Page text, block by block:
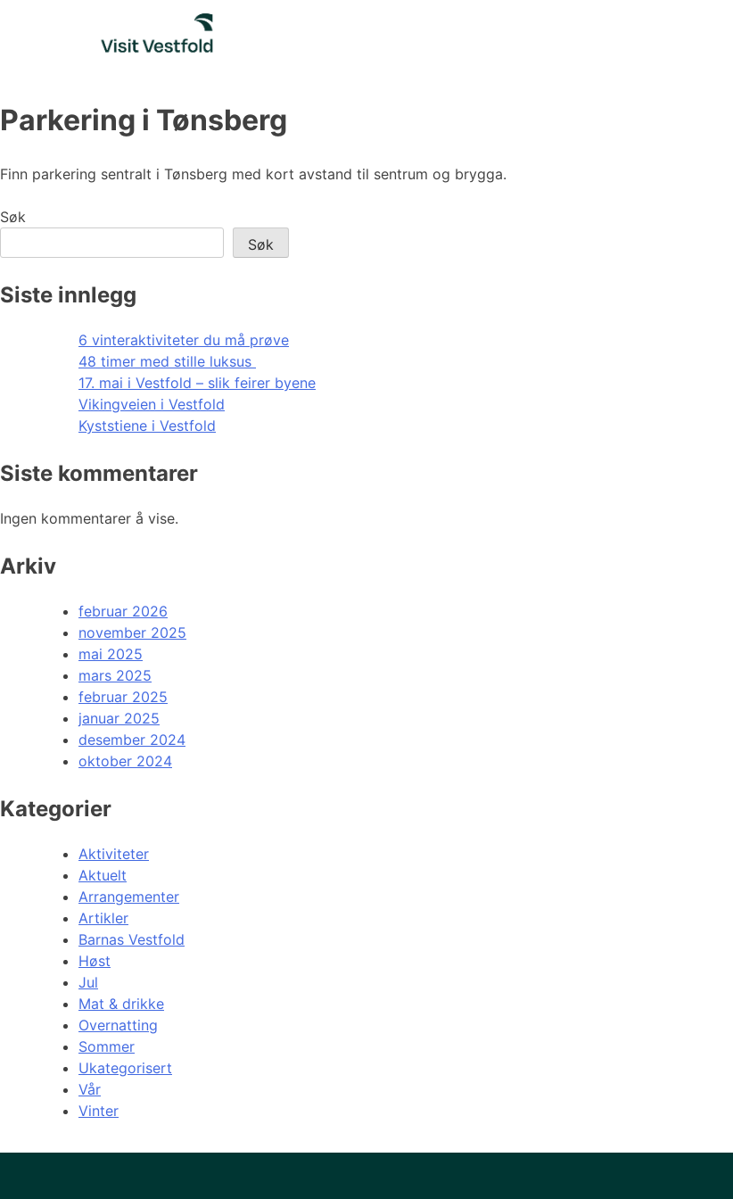
Parkering i Tønsberg
Finn parkering sentralt i Tønsberg med kort avstand til sentrum og brygga.
Søk
Søk
Siste innlegg
6 vinteraktiviteter du må prøve
48 timer med stille luksus
17. mai i Vestfold – slik feirer byene
Vikingveien i Vestfold
Kyststiene i Vestfold
Siste kommentarer
Ingen kommentarer å vise.
Arkiv
februar 2026
november 2025
mai 2025
mars 2025
februar 2025
januar 2025
desember 2024
oktober 2024
Kategorier
Aktiviteter
Aktuelt
Arrangementer
Artikler
Barnas Vestfold
Høst
Jul
Mat & drikke
Overnatting
Sommer
Ukategorisert
Vår
Vinter